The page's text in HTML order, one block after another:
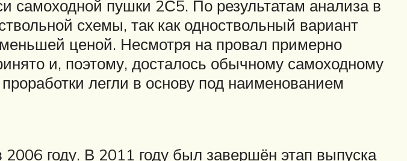
самоходной пушки 2С5. По результатам анализа в
схемы, так как одноствольный вариант
ценой. Несмотря на провал примерно
и, поэтому, досталось обычному самоходному
легли в основу под наименованием
году. В 2011 году был завершён этап выпуска